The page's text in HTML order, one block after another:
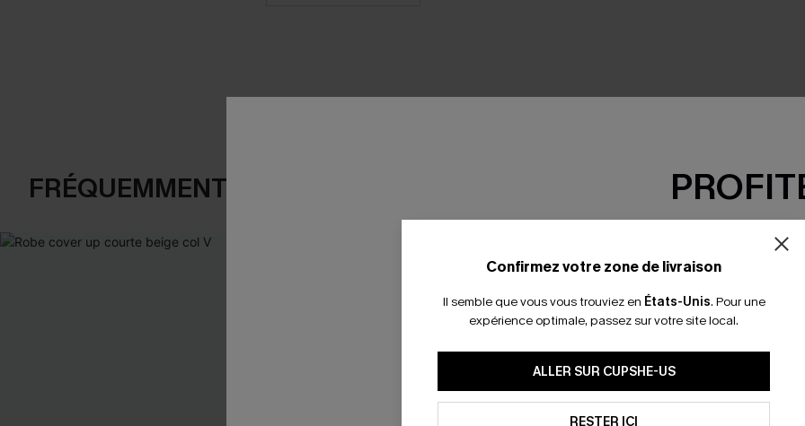
FRÉQUEMMENT ACHETÉS ENSEMBLE
Confirmez votre zone de livraison
Il semble que vous vous trouviez en États-Unis. Pour une
expérience optimale, passez sur votre site local.
ALLER SUR CUPSHE-US
RESTER ICI
-15% dès 2
*Un code par
mails marketing (y compris
reconnaissez avoir pris
pouvons utiliser les données